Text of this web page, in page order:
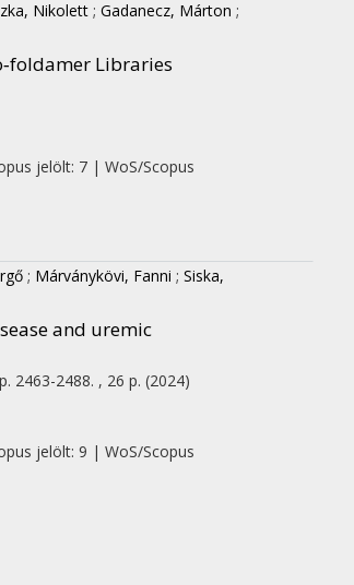
Nikolett ; Gadanecz, Márton ;
Libraries
jelölt: 7 | WoS/Scopus
; Márványkövi, Fanni ; Siska,
and uremic
2463-2488. , 26 p. (2024)
jelölt: 9 | WoS/Scopus